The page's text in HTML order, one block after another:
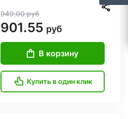
949.00руб
901.55 руб
В корзину
Купить в один клик